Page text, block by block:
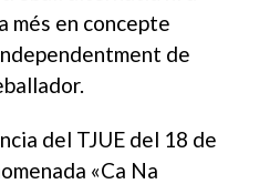
més en concepte
de
del TJUE del 18 de
«Ca Na